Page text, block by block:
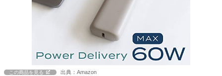
この商品を見る 出典：Amazon